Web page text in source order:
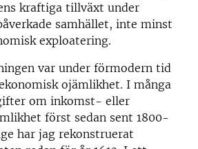
kraftiga tillväxt under
samhället, inte minst
exploatering.
var under förmodern tid
ojämlikhet. I många
om inkomst- eller
först sedan sent 1800-
har jag rekonstruerat